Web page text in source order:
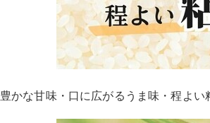
豊かな甘味・口に広がるうま味・程よい